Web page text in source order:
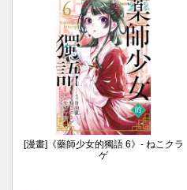
[漫畫]《藥師少女的獨語 6》- ねこクラ
ゲ